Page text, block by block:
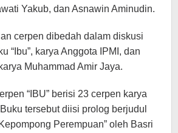
Yakub, dan Asnawin Aminudin.
cerpen dibedah dalam diskusi
“Ibu”, karya Anggota IPMI, dan
Muhammad Amir Jaya.
“IBU” berisi 23 cerpen karya
tersebut diisi prolog berjudul
Perempuan” oleh Basri